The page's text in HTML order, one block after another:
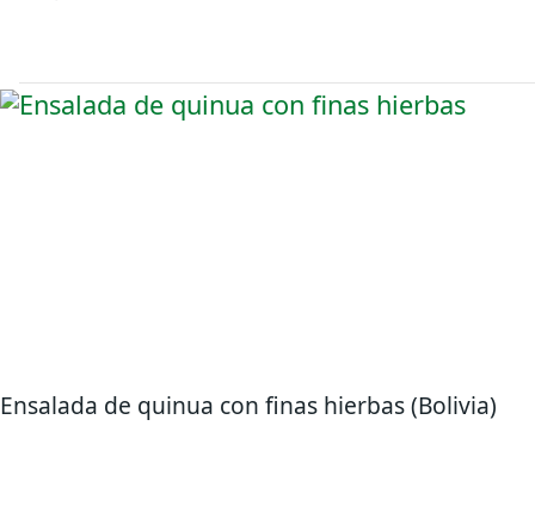
Ensalada de quinua con finas hierbas (Bolivia)